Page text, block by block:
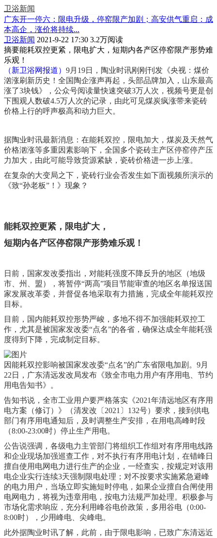
卫浴新闻
广东开一停六：限电升级，停窑限产加剧；高安供气重启：成
本高企，涨价将持续...
卫浴新闻 2021-9-22 17:30 3.2万阅读
摘要能耗双控更紧，限电扩大，短期内各产区停窑限产形势难
乐观！
（新卫浴网报道） 9月19日，陶业时讯刚刚刊发《央视：煤价
汹涨刷新历史！全国陶企涨声再起，头部品牌加入，山东最高
涨了3块钱》，公众号阅读量快速突破3万人次，视频号更是创
下围观人数破4.5万人次的记录，由此可见煤炭疯涨带来瓷砖
价格上行的呼声极高和动力巨大。
据陶业时讯最新消息：在能耗双控，限电加大，煤炭及天然气
价格汹涨等多重因素影响下，全国多个瓷砖主产区停窑停产压
力加大，由此可能导致货源紧缺，瓷砖价格进一步上涨。
在复杂的大变局之下，瓷砖行业会否发生如下面视频所演示的
《致“孙老板”！》现象？
能耗双控更紧，限电扩大，
短期内各产区停窑限产形势难乐观！
日前，国家发改委指出，对能耗强度不降反升的地区（地级
市、州、盟），将暂停“两高”项目节能审查的地区名单报送国
家发展改革委，并督促各地采取有力措施，完成全年能耗双控
目标。
目前，国内能耗双控形势严峻，多地不得不加强能耗双控工
作，尤其是被国家发改委“点名”的各省，确保达成全年能耗强
度得到下降，完成制定目标。
因能耗双控影响被国家发改委“点名”的广东省限电加剧。9月
22日，广东清远发改局发布《致全市电力用户有序用电、节约
用电告知书》。
告知书说，全市工业用户要严格落实《2021年清远地区有序用
电方案（修订）》（清发改〔2021〕132号）要求，接到供电
部门有序用电通知后，及时调整生产安排，在用电高峰时段
（8:00-23:00时）停止生产用电。
公告说强调，各级电力主管部门将组织工作组对有序用电线路
和企业现场加强巡查工作，对不执行有序用电计划，在错峰日
擅自使用电网电力进行生产的企业，一经查实，按规定对该用
电企业实行连续3天强制限电处理；对不按要求实施紧急避峰
的电力用户，当场立即实施短时停电，如果企业擅自合闸使用
电网电力，将视为违章用电，按电力法规严加处理。积极参与
市场化需求响应，充分利用峰谷电价政策，多用谷电（0:00-
8:00时），少用峰电、尖峰电。
此外据陶业时讯了解，此前，由于限电影响，已致广东清远近